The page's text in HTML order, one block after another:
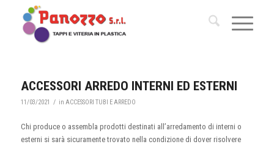
ACCESSORI ARREDO INTERNI ED ESTERNI
11/03/2021 / in ACCESSORI TUBI E ARREDO
Chi produce o assembla prodotti destinati all’arredamento di interni o
esterni si sarà sicuramente trovato nella condizione di dover risolvere